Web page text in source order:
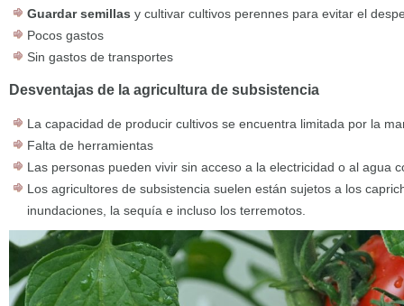
Guardar semillas y cultivar cultivos perennes para evitar el
Pocos gastos
Sin gastos de transportes
Desventajas de la agricultura de subsistencia
La capacidad de producir cultivos se encuentra limitada por la
Falta de herramientas
Las personas pueden vivir sin acceso a la electricidad o al agua
Los agricultores de subsistencia suelen están sujetos a los
inundaciones, la sequía e incluso los terremotos.